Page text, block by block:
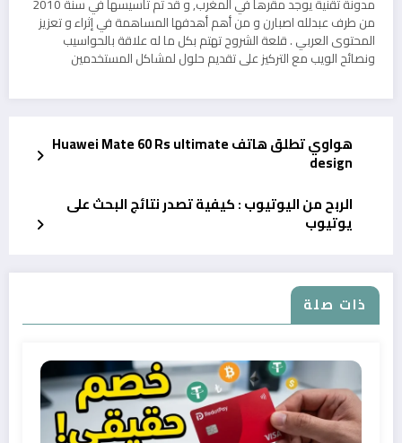
مدونة تقنية يوجد مقرها في المغرب, و قد تم تأسيسها في سنة 2010
من طرف عبدلله اصبارن و من أهم أهدفها المساهمة في إثراء و تعزيز
المحتوى العربي . قلعة الشروح تهتم بكل ما له علاقة بالحواسيب
ونصائح الويب مع التركيز على تقديم حلول لمشاكل المستخدمين
هواوي تطلق هاتف Huawei Mate 60 Rs ultimate
design
الربح من اليوتيوب : كيفية تصدر نتائج البحث على
يوتيوب
ذات صلة